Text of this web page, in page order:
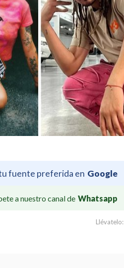
fuente preferida en Google
a nuestro canal de Whatsapp
Llévatelo: